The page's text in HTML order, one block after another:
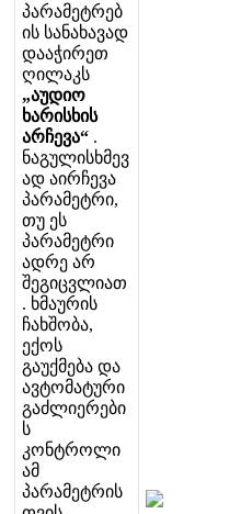
პარამეტრებ
ის სანახავად
დააჭირეთ
ღილაკს
„აუდიო
ხარისხის
არჩევა“ .
ნაგულისხმევ
ად აირჩევა
პარამეტრი,
თუ ეს
პარამეტრი
ადრე არ
შეგიცვლიათ
. ხმაურის
ჩახშობა,
ექოს
გაუქმება და
ავტომატური
გაძლიერები
ს
კონტროლი
ამ
პარამეტრის